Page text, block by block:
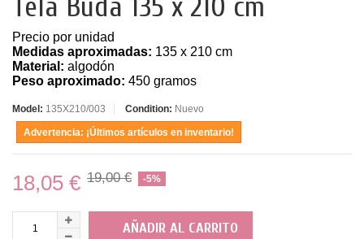
Tela Buda 135 x 210 cm
Precio por unidad
Medidas aproximadas: 135 x 210 cm
Material: algodón
Peso aproximado: 450 gramos
Model: 135X210/003 Condition: Nuevo
Advertencia: ¡Últimos artículos en inventario!
18,05 € 19,00 € -5%
AÑADIR AL CARRITO